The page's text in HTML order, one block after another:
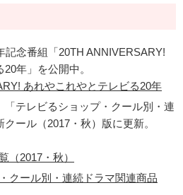
記念番組「20TH ANNIVERSARY!
年」を公開中。
あれやこれやとテレビる20年
「テレビるショップ・クール別・連
ール（2017・秋）版に更新。
（2017・秋）
クール別・連続ドラマ関連商品